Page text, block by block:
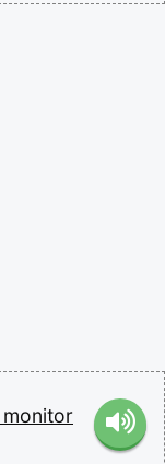
monitor